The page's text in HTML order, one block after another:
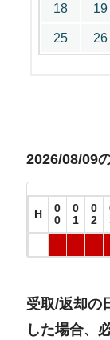
18 19
25 26
2026/08/09
H
0
0
0
1
0
2
受取/返却の
した場合、